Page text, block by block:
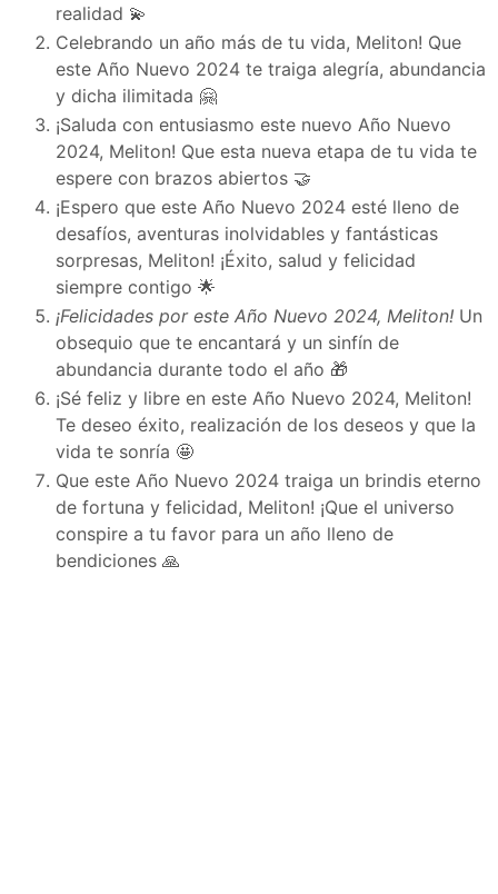
realidad 💫
Celebrando un año más de tu vida, Meliton! Que
este Año Nuevo 2024 te traiga alegría, abundancia
y dicha ilimitada 🤗
¡Saluda con entusiasmo este nuevo Año Nuevo
2024, Meliton! Que esta nueva etapa de tu vida te
espere con brazos abiertos 🤝
¡Espero que este Año Nuevo 2024 esté lleno de
desafíos, aventuras inolvidables y fantásticas
sorpresas, Meliton! ¡Éxito, salud y felicidad
siempre contigo 🌟
¡Felicidades por este Año Nuevo 2024, Meliton! Un
obsequio que te encantará y un sinfín de
abundancia durante todo el año 🎁
¡Sé feliz y libre en este Año Nuevo 2024, Meliton!
Te deseo éxito, realización de los deseos y que la
vida te sonría 🤩
Que este Año Nuevo 2024 traiga un brindis eterno
de fortuna y felicidad, Meliton! ¡Que el universo
conspire a tu favor para un año lleno de
bendiciones 🙏